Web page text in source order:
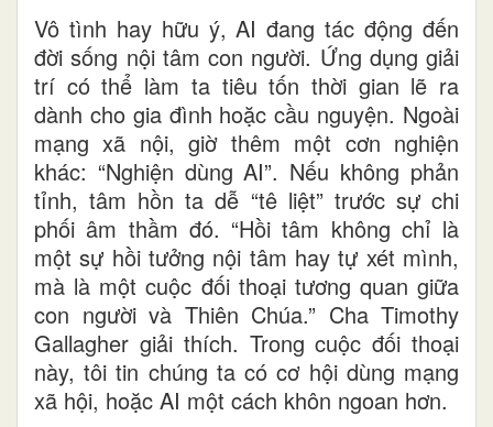
Vô tình hay hữu ý, AI đang tác động đến
đời sống nội tâm con người. Ứng dụng giải
trí có thể làm ta tiêu tốn thời gian lẽ ra
dành cho gia đình hoặc cầu nguyện. Ngoài
mạng xã nội, giờ thêm một cơn nghiện
khác: “Nghiện dùng AI”. Nếu không phản
tỉnh, tâm hồn ta dễ “tê liệt” trước sự chi
phối âm thầm đó. “Hồi tâm không chỉ là
một sự hồi tưởng nội tâm hay tự xét mình,
mà là một cuộc đối thoại tương quan giữa
con người và Thiên Chúa.” Cha Timothy
Gallagher giải thích. Trong cuộc đối thoại
này, tôi tin chúng ta có cơ hội dùng mạng
xã hội, hoặc AI một cách khôn ngoan hơn.